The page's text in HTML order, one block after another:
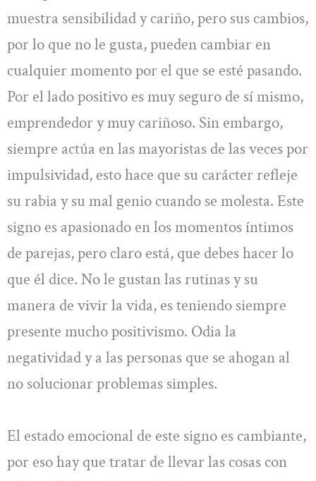
muestra sensibilidad y cariño, pero sus cambios,
por lo que no le gusta, pueden cambiar en
cualquier momento por el que se esté pasando.
Por el lado positivo es muy seguro de sí mismo,
emprendedor y muy cariñoso. Sin embargo,
siempre actúa en las mayoristas de las veces por
impulsividad, esto hace que su carácter refleje
su rabia y su mal genio cuando se molesta. Este
signo es apasionado en los momentos íntimos
de parejas, pero claro está, que debes hacer lo
que él dice. No le gustan las rutinas y su
manera de vivir la vida, es teniendo siempre
presente mucho positivismo. Odia la
negatividad y a las personas que se ahogan al
no solucionar problemas simples.
El estado emocional de este signo es cambiante,
por eso hay que tratar de llevar las cosas con